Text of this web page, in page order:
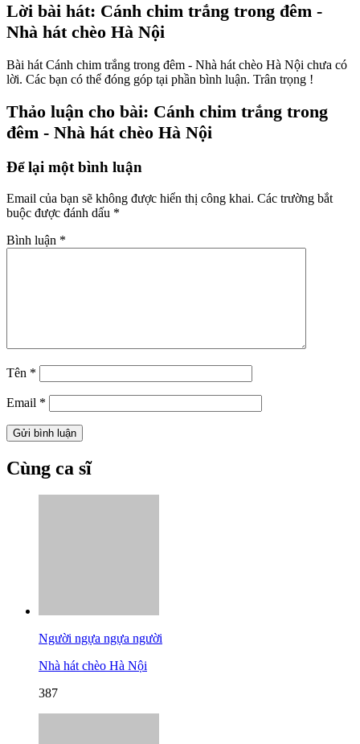
Lời bài hát: Cánh chim trắng trong đêm -
Nhà hát chèo Hà Nội
Bài hát Cánh chim trắng trong đêm - Nhà hát chèo Hà Nội chưa có
lời. Các bạn có thể đóng góp tại phần bình luận. Trân trọng !
Thảo luận cho bài: Cánh chim trắng trong
đêm - Nhà hát chèo Hà Nội
Để lại một bình luận
Email của bạn sẽ không được hiển thị công khai. Các trường bắt
buộc được đánh dấu *
Bình luận *
Tên *
Email *
Cùng ca sĩ
Người ngựa ngựa người
Nhà hát chèo Hà Nội
387